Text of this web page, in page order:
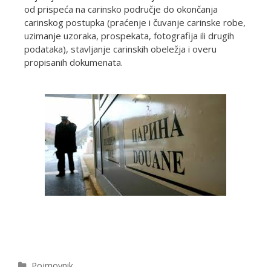
od prispeća na carinsko područje do okončanja
carinskog postupka (praćenje i čuvanje carinske robe,
uzimanje uzoraka, prospekata, fotografija ili drugih
podataka), stavljanje carinskih obeležja i overu
propisanih dokumenata.